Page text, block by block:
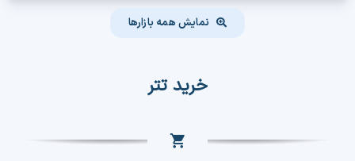
نمایش همه بازارها
خرید تتر